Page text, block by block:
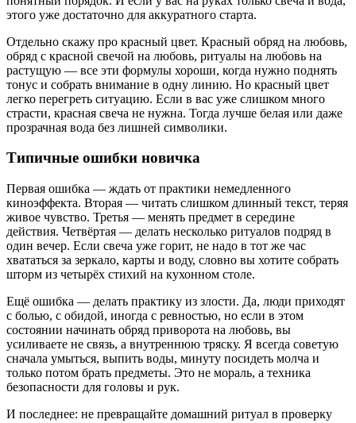
этого уже достаточно для аккуратного старта.
Отдельно скажу про красный цвет. Красный обряд на любовь,
обряд с красной свечой на любовь, ритуалы на любовь на
растущую — все эти формулы хороши, когда нужно поднять
тонус и собрать внимание в одну линию. Но красный цвет
легко перегреть ситуацию. Если в вас уже слишком много
страсти, красная свеча не нужна. Тогда лучше белая или даже
прозрачная вода без лишней символики.
Типичные ошибки новичка
Первая ошибка — ждать от практики немедленного
киноэффекта. Вторая — читать слишком длинный текст, теряя
живое чувство. Третья — менять предмет в середине
действия. Четвёртая — делать несколько ритуалов подряд в
один вечер. Если свеча уже горит, не надо в тот же час
хвататься за зеркало, карты и воду, словно вы хотите собрать
шторм из четырёх стихий на кухонном столе.
Ещё ошибка — делать практику из злости. Да, люди приходят
с болью, с обидой, иногда с ревностью, но если в этом
состоянии начинать обряд приворота на любовь, вы
усиливаете не связь, а внутреннюю тряску. Я всегда советую
сначала умыться, выпить воды, минуту посидеть молча и
только потом брать предметы. Это не мораль, а техника
безопасности для головы и рук.
И последнее: не превращайте домашний ритуал в проверку